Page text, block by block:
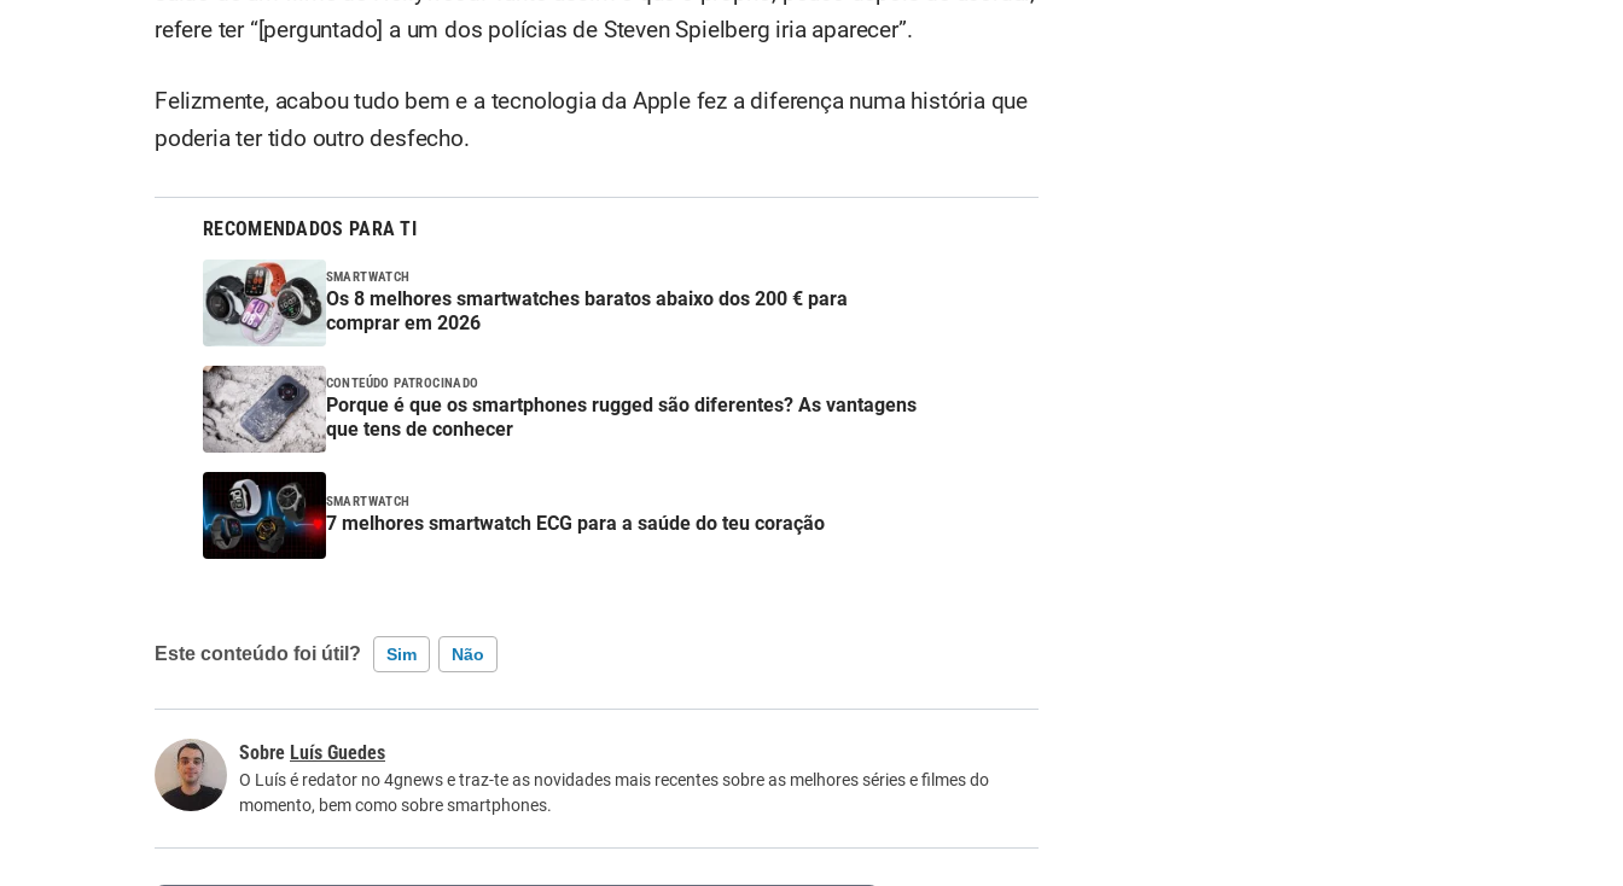
refere ter “[perguntado] a um dos polícias de Steven Spielberg iria aparecer”.
Felizmente, acabou tudo bem e a tecnologia da Apple fez a diferença numa história que
poderia ter tido outro desfecho.
RECOMENDADOS PARA TI
SMARTWATCH
Os 8 melhores smartwatches baratos abaixo dos 200 € para
comprar em 2026
CONTEÚDO PATROCINADO
Porque é que os smartphones rugged são diferentes? As vantagens
que tens de conhecer
SMARTWATCH
7 melhores smartwatch ECG para a saúde do teu coração
Este conteúdo foi útil? Sim Não
Este conteúdo não tem a informação que procuro
Luís Guedes
O Luís é redator no 4gnews e traz-te as novidades mais recentes sobre as melhores séries e filmes do
momento, bem como sobre smartphones.